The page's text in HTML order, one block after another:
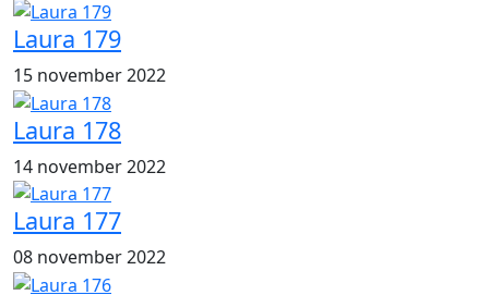
Laura 179
15 november 2022
Laura 178
14 november 2022
Laura 177
08 november 2022